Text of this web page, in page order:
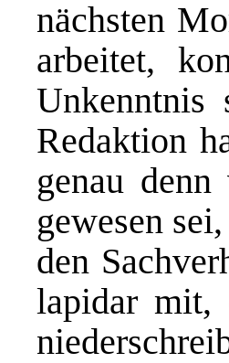
nächsten
arbeitet,
Unkenntnis
Redaktion
genau
gewesen
den
lapidar mit,